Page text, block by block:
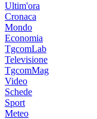
Ultim'ora
Cronaca
Mondo
Economia
TgcomLab
Televisione
TgcomMag
Video
Schede
Sport
Meteo